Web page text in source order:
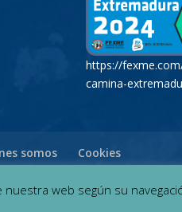
https://
camina-
somos Cookies
web según su